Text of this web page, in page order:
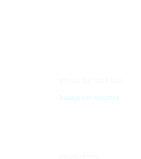
Trabaja con Nosotros